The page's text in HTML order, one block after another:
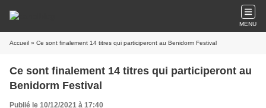
MENU
Accueil » Ce sont finalement 14 titres qui participeront au Benidorm Festival
Ce sont finalement 14 titres qui participeront au
Benidorm Festival
Publié le 10/12/2021 à 17:40